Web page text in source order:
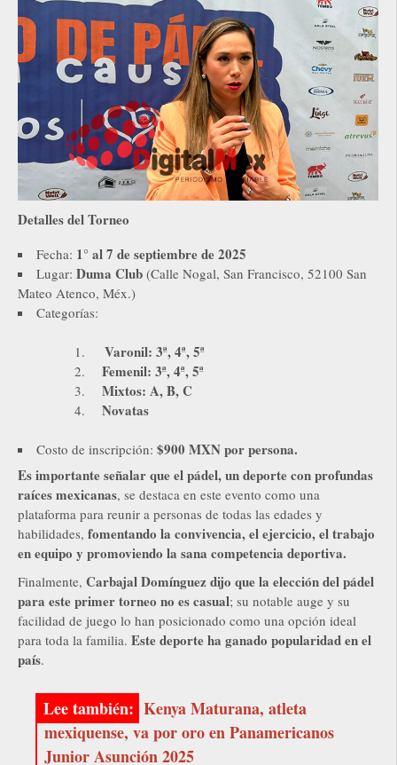
Detalles del Torneo
Fecha: 1° al 7 de septiembre de 2025
Lugar: Duma Club (Calle Nogal, San Francisco, 52100 San
Mateo Atenco, Méx.)
Categorías:
Varonil: 3ª, 4ª, 5ª
Femenil: 3ª, 4ª, 5ª
Mixtos: A, B, C
Novatas
Costo de inscripción: $900 MXN por persona.
Es importante señalar que el pádel, un deporte con profundas
raíces mexicanas, se destaca en este evento como una
plataforma para reunir a personas de todas las edades y
habilidades, fomentando la convivencia, el ejercicio, el trabajo
en equipo y promoviendo la sana competencia deportiva.
Finalmente, Carbajal Domínguez dijo que la elección del pádel
para este primer torneo no es casual; su notable auge y su
facilidad de juego lo han posicionado como una opción ideal
para toda la familia. Este deporte ha ganado popularidad en el
país.
Kenya Maturana, atleta
mexiquense, va por oro en Panamericanos
Junior Asunción 2025